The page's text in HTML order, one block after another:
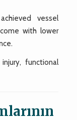
vessel
with lower
functional